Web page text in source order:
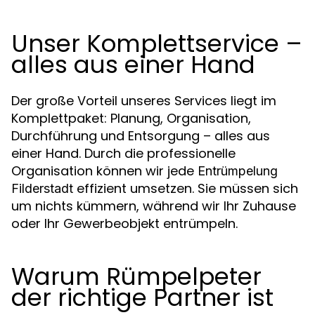
Unser Komplettservice –
alles aus einer Hand
Der große Vorteil unseres Services liegt im
Komplettpaket: Planung, Organisation,
Durchführung und Entsorgung – alles aus
einer Hand. Durch die professionelle
Organisation können wir jede Entrümpelung
Filderstadt effizient umsetzen. Sie müssen sich
um nichts kümmern, während wir Ihr Zuhause
oder Ihr Gewerbeobjekt entrümpeln.
Warum Rümpelpeter
der richtige Partner ist